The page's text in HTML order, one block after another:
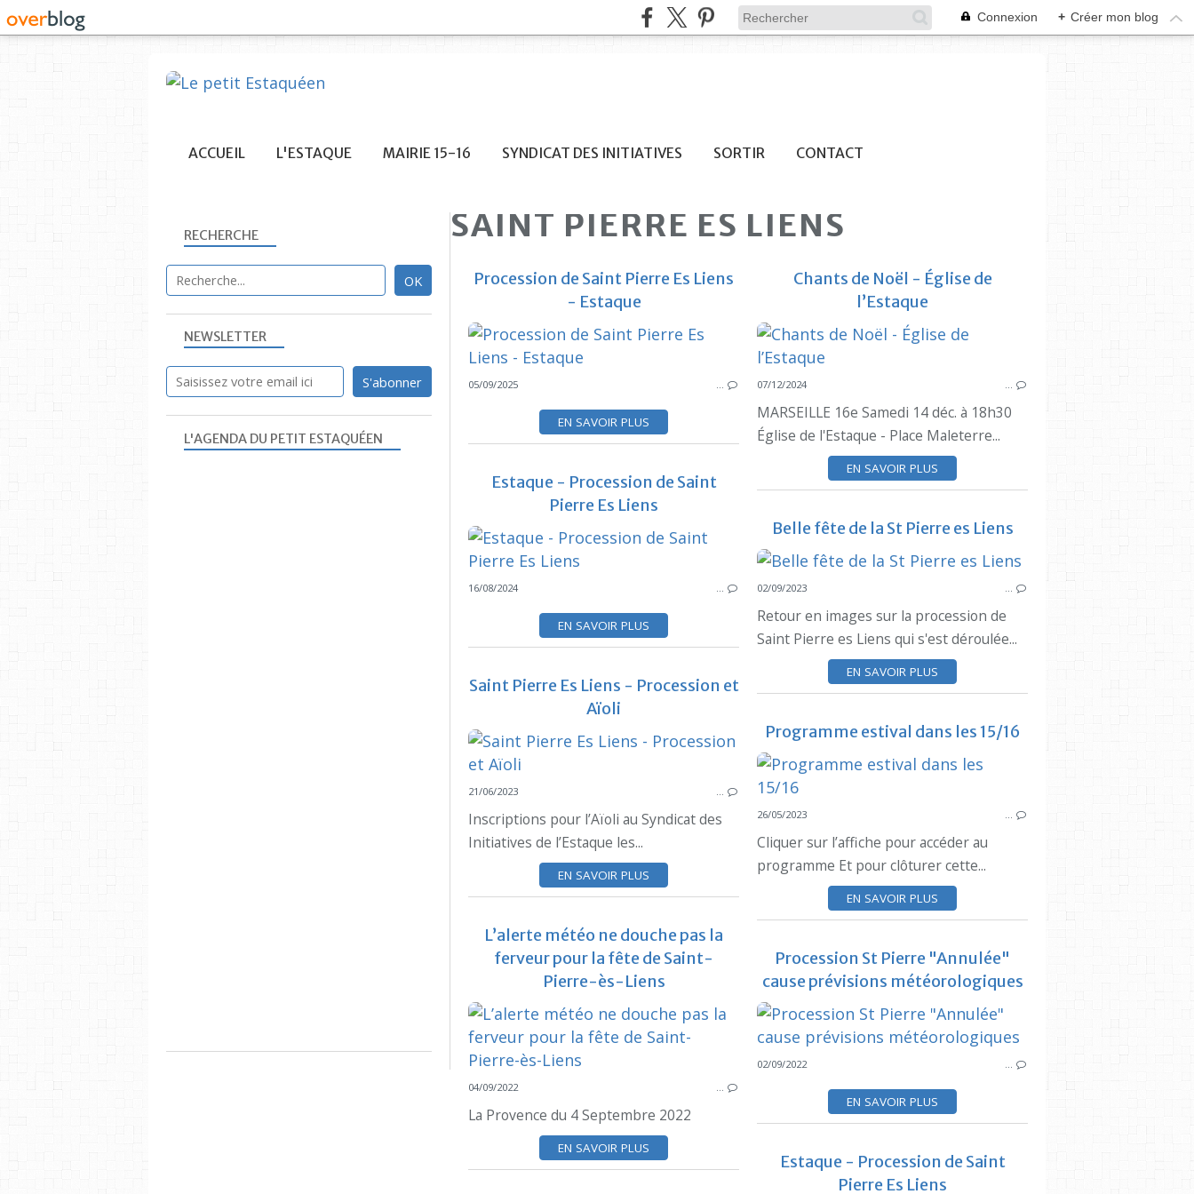
Connexion + Créer mon blog
ACCUEIL L'ESTAQUE MAIRIE 15-16 SYNDICAT DES INITIATIVES SORTIR CONTACT
SAINT PIERRE ES LIENS
Procession de Saint Pierre Es Liens
- Estaque
SYNDICAT DES INITIATIVES
TRADITION
FINE LANCE ESTAQUÉENNE
05/09/2025 …
EN SAVOIR PLUS
Chants de Noël - Église de
l’Estaque
SYNDICAT
07/12/2024 …
MARSEILLE 16e Samedi 14 déc. à 18h30
Église de l'Estaque - Place Maleterre...
EN SAVOIR PLUS
Estaque - Procession de Saint
Pierre Es Liens
SYNDICAT DES INITIATIVES
SAINT PIERRE ES LIENS
16/08/2024 …
EN SAVOIR PLUS
Belle fête de la St Pierre es Liens
FINE LANCE
02/09/2023 …
Retour en images sur la procession de
Saint Pierre es Liens qui s'est déroulée...
EN SAVOIR PLUS
Saint Pierre Es Liens - Procession et
Aïoli
PROCESSION
FINE LANCE ESTAQUÉENNE
PAROISSE
FINE LANCE ESTAQUEENNE
L’ESCOLO DE LA NERTO
21/06/2023 …
Inscriptions pour l’Aïoli au Syndicat des
Initiatives de l’Estaque les...
EN SAVOIR PLUS
Programme estival dans les 15/16
COMITÉ DES FÊTES
26/05/2023 …
Cliquer sur l’affiche pour accéder au
programme Et pour clôturer cette...
EN SAVOIR PLUS
L’alerte météo ne douche pas la
ferveur pour la fête de Saint-
Pierre-ès-Liens
SYNDICAT DES INITIATIVES
ESTAQUE
PRESSE LOCALE
LA PROVENCE
04/09/2022 …
La Provence du 4 Septembre 2022
EN SAVOIR PLUS
Procession St Pierre "Annulée"
cause prévisions météorologiques
SYNDICAT
02/09/2022 …
EN SAVOIR PLUS
Estaque - Procession de Saint
Pierre Es Liens
NEWSLETTER
RECHERCHE
L'AGENDA DU PETIT ESTAQUÉEN